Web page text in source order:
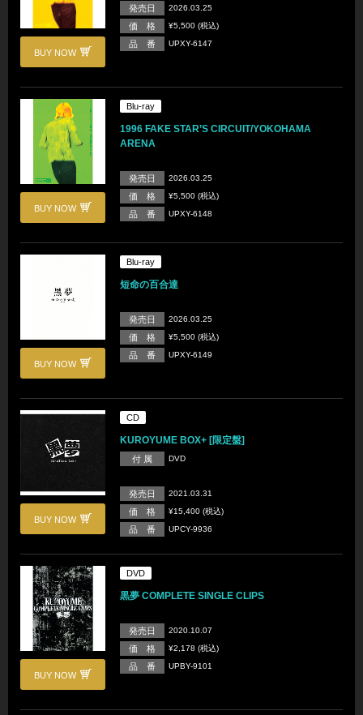
BUY NOW
発売日 2026.03.25
価 格 ¥5,500 (税込)
品 番 UPXY-6147
BUY NOW
Blu-ray
1996 FAKE STAR’S CIRCUIT/YOKOHAMA
ARENA
発売日 2026.03.25
価 格 ¥5,500 (税込)
品 番 UPXY-6148
BUY NOW
Blu-ray
短命の百合達
発売日 2026.03.25
価 格 ¥5,500 (税込)
品 番 UPXY-6149
BUY NOW
CD
KUROYUME BOX+ [限定盤]
付 属 DVD
発売日 2021.03.31
価 格 ¥15,400 (税込)
品 番 UPCY-9936
BUY NOW
DVD
黒夢 COMPLETE SINGLE CLIPS
発売日 2020.10.07
価 格 ¥2,178 (税込)
品 番 UPBY-9101